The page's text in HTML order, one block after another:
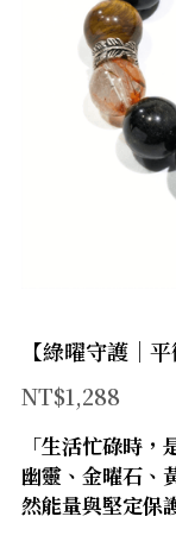
【眉心輪
【喉輪】
【心輪】
【太陽神
【海底輪
【新品上
【療癒類
搜索
【綠曜守護｜
NT$1,288
「生活忙碌時
幽靈、金曜石、
然能量與堅定保